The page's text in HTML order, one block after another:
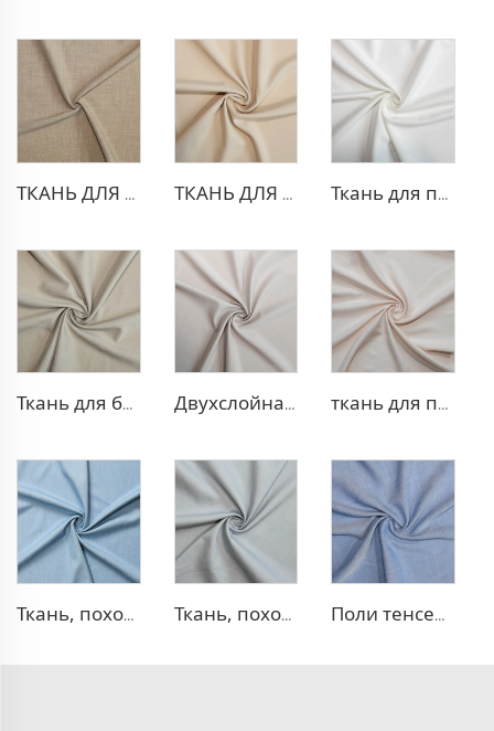
ТКАНЬ ДЛЯ ТРИКОТАЖНЫХ БРЮК ИЗ ПОЛИЭСТЕРА И ВИСКОЗЫ ТКАНЬ ДЛЯ БЛЕЙЗЕРА ИЗ ПОЛИЭСТЕРА И ВИСКОЗЫ Ткань для платья из полиэстера и вискозы с эффектом стрейч
Ткань для блейзера TR в рубчик Двухслойная ткань для платья TR ткань для платья 100% лиоцелл, похожая на лен
Ткань, похожая на деним, TR Ткань, похожая на деним, TR с эффектом стрейч Поли тенсел деним — ткань, похожая на джинсовую